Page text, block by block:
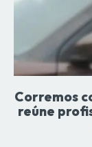
Corremos
reúne